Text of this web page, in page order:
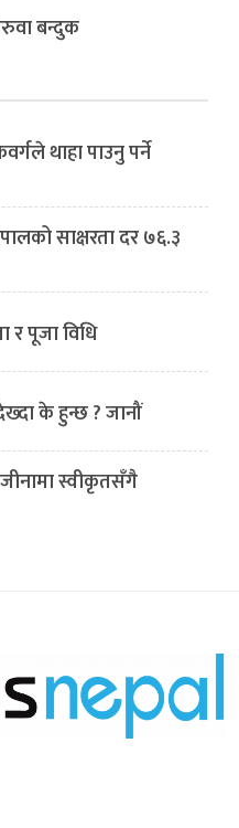
बन्दुक
थाहा पाउनु पर्ने
साक्षरता दर ७६.३
र पूजा विधि
के हुन्छ ? जानौं
स्वीकृतसँगै